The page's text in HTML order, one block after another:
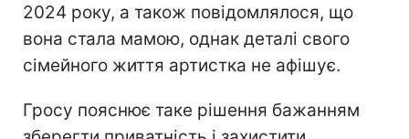
2024 року, а також повідомлялося, що
вона стала мамою, однак деталі свого
сімейного життя артистка не афішує.
Гросу пояснює таке рішення бажанням